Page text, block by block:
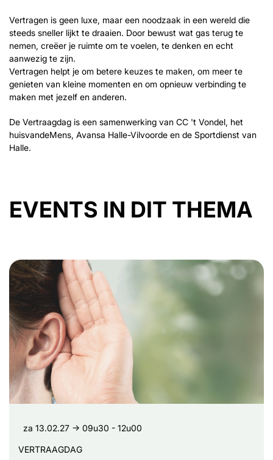
Vertragen is geen luxe, maar een noodzaak in een wereld die
steeds sneller lijkt te draaien. Door bewust wat gas terug te
nemen, creëer je ruimte om te voelen, te denken en echt
aanwezig te zijn.
Vertragen helpt je om betere keuzes te maken, om meer te
genieten van kleine momenten en om opnieuw verbinding te
maken met jezelf en anderen.
De Vertraagdag is een samenwerking van CC 't Vondel, het
huisvandeMens, Avansa Halle-Vilvoorde en de Sportdienst van
Halle.
EVENTS IN DIT THEMA
VERTRAAGDAG
za 13.02.27 → 09u30 - 12u00